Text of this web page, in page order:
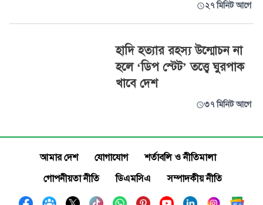
২৭ মিনিট আগে
হাদি হত্যার রহস্য উন্মোচন না
হলে ‘ডিপ স্টেট’ তত্ত্বে ঘুরপাক
খাবে দেশ
৩৭ মিনিট আগে
আমার দেশ যোগাযোগ
শর্তাবলি ও নীতিমালা
গোপনীয়তা নীতি
ডিএমসিএ সম্পাদকীয় নীতি